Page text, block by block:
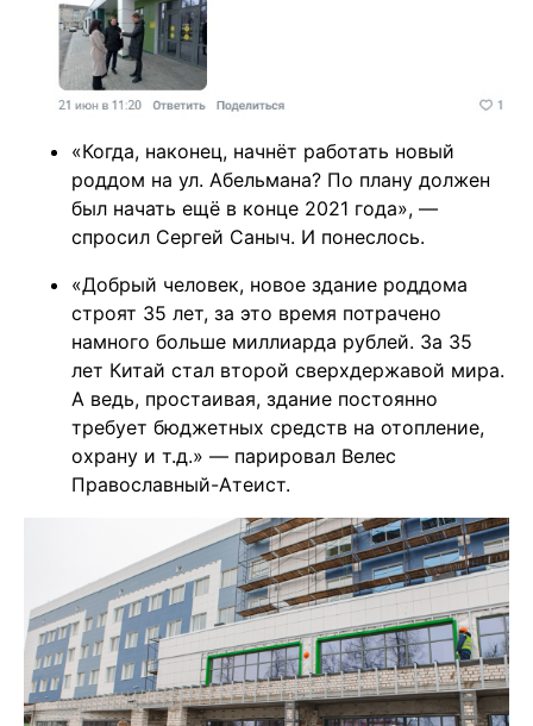
«Когда, наконец, начнёт работать новый
роддом на ул. Абельмана? По плану должен
был начать ещё в конце 2021 года», —
спросил Сергей Саныч. И понеслось.
«Добрый человек, новое здание роддома
строят 35 лет, за это время потрачено
намного больше миллиарда рублей. За 35
лет Китай стал второй сверхдержавой мира.
А ведь, простаивая, здание постоянно
требует бюджетных средств на отопление,
охрану и т.д.» — парировал Велес
Православный-Атеист.